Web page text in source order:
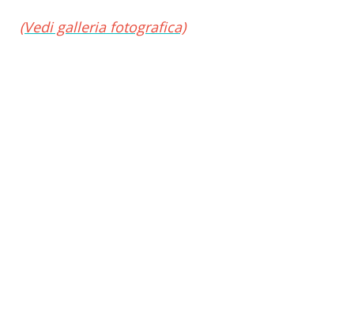
(Vedi galleria fotografica)